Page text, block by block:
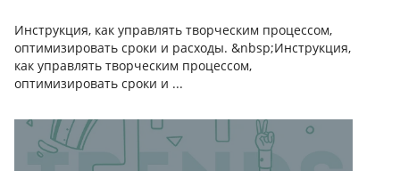
Инструкция, как управлять творческим процессом,
оптимизировать сроки и расходы. &nbsp;Инструкция,
как управлять творческим процессом,
оптимизировать сроки и ...